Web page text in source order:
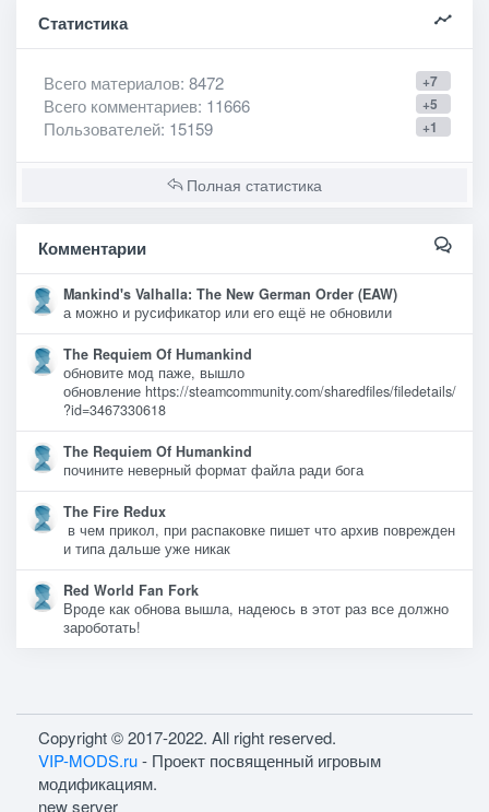
Статистика
+7
Всего материалов: 8472
+5
Всего комментариев: 11666
+1
Пользователей: 15159
Полная статистика
Комментарии
Mankind's Valhalla: The New German Order (EAW)
а можно и русификатор или его ещё не обновили
The Requiem Of Humankind
обновите мод паже, вышло
обновление https://steamcommunity.com/sharedfiles/filedetails/
?id=3467330618
The Requiem Of Humankind
почините неверный формат файла ради бога
The Fire Redux
в чем прикол, при распаковке пишет что архив поврежден
и типа дальше уже никак
Red World Fan Fork
Вроде как обнова вышла, надеюсь в этот раз все должно
зароботать!
Copyright © 2017-2022. All right reserved.
VIP-MODS.ru- Проект посвященный игровым
модификациям.
new server